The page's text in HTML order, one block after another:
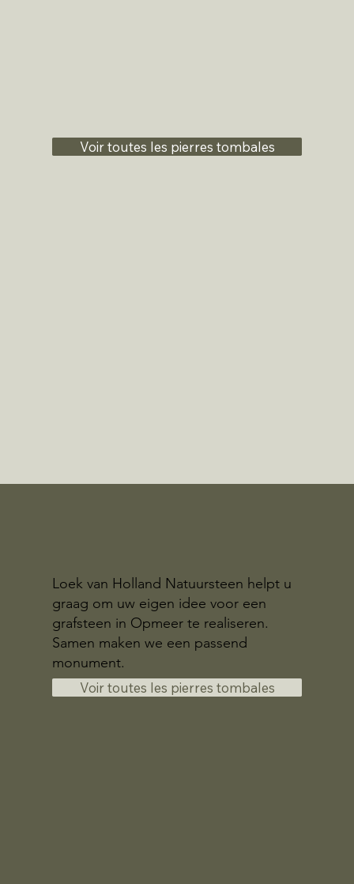
Voir toutes les pierres tombales
Loek van Holland Natuursteen helpt u
graag om uw eigen idee voor een
grafsteen in Opmeer te realiseren.
Samen maken we een passend
monument.
Voir toutes les pierres tombales